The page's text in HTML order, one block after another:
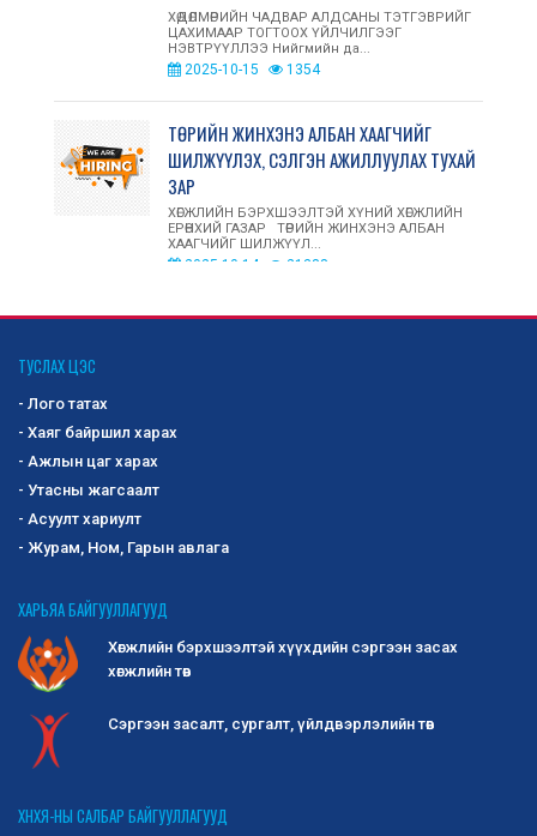
ХӨДӨЛМӨРИЙН ЧАДВАР АЛДСАНЫ ТЭТГЭВРИЙГ
ЦАХИМААР ТОГТООХ ҮЙЛЧИЛГЭЭГ
НЭВТРҮҮЛЛЭЭ Нийгмийн да...
2025-10-15 1354
ТӨРИЙН ЖИНХЭНЭ АЛБАН ХААГЧИЙГ
ШИЛЖҮҮЛЭХ, СЭЛГЭН АЖИЛЛУУЛАХ ТУХАЙ
ЗАР
ХӨГЖЛИЙН БЭРХШЭЭЛТЭЙ ХҮНИЙ ХӨГЖЛИЙН
ЕРӨНХИЙ ГАЗАР ТӨРИЙН ЖИНХЭНЭ АЛБАН
ХААГЧИЙГ ШИЛЖҮҮЛ...
2025-10-14 21388
ҮЗЭСГЭЛЭН ХУДАЛДААНД ОРОЛЦУУЛАХ
БҮТЭЭГДЭХҮҮНИЙГ СОНГОН ШАЛГАРУУЛАХ ЗАР
Хөгжлийн бэрхшээлтэй иргэд, асран
бүтээгдэхүүнийг сонго...
-Сангийн сайдын 2019 оны 295 дугаар
хавсралт Маягт 3-02
2025-10-01 1292
09-р сарын 22: "Сонсголгүй иргэдийн манлайлал
ба түншлэл" Нээлтийн үйл ажиллагаа-09:00ца...
ТУСЛАХ ЦЭС
- Лого татах
- Хаяг байршил харах
- Ажлын цаг харах
- Утасны жагсаалт
- Асуулт хариулт
- Журам, Ном, Гарын авлага
ХАРЬЯА БАЙГУУЛЛАГУУД
Хөгжлийн бэрхшээлтэй хүүхдийн сэргээн засах
хөгжлийн төв
Сэргээн засалт, сургалт, үйлдвэрлэлийн төв
ХНХЯ-НЫ САЛБАР БАЙГУУЛЛАГУУД